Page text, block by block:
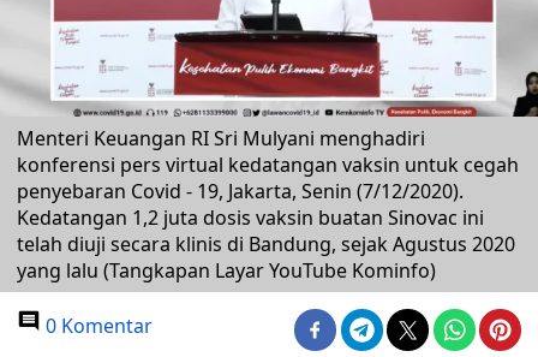
Menteri Keuangan RI Sri Mulyani menghadiri
konferensi pers virtual kedatangan vaksin untuk cegah
penyebaran Covid - 19, Jakarta, Senin (7/12/2020).
Kedatangan 1,2 juta dosis vaksin buatan Sinovac ini
telah diuji secara klinis di Bandung, sejak Agustus 2020
yang lalu (Tangkapan Layar YouTube Kominfo)
0 Komentar